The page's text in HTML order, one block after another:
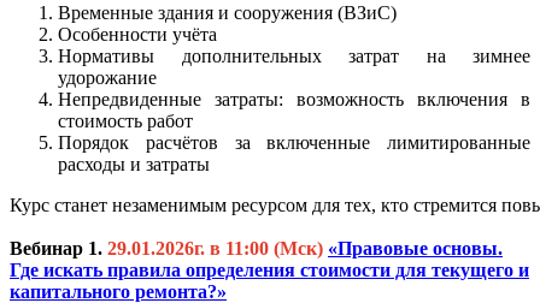
Временные здания и сооружения (ВЗиС)
Особенности учёта
Нормативы дополнительных затрат на зимнее
удорожание
Непредвиденные затраты: возможность включения в
стоимость работ
Порядок расчётов за включенные лимитированные
расходы и затраты
Курс станет незаменимым ресурсом для тех, кто стремится
Вебинар 1. 29.01.2026г. в 11:00 (Мск) «Правовые основы.
Где искать правила определения стоимости для текущего и
капитального ремонта?»